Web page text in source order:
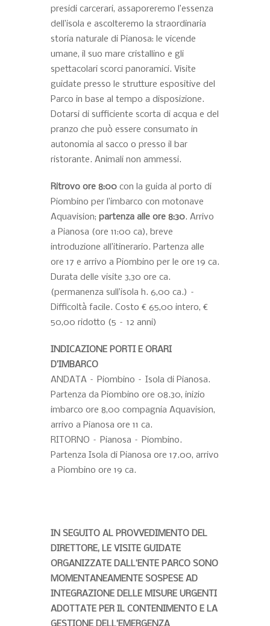
presidi carcerari, assaporeremo l’essenza
dell’isola e ascolteremo la straordinaria
storia naturale di Pianosa: le vicende
umane, il suo mare cristallino e gli
spettacolari scorci panoramici. Visite
guidate presso le strutture espositive del
Parco in base al tempo a disposizione.
Dotarsi di sufficiente scorta di acqua e del
pranzo che può essere consumato in
autonomia al sacco o presso il bar
ristorante. Animali non ammessi.
Ritrovo ore 8:00 con la guida al porto di
Piombino per l’imbarco con motonave
Aquavision; partenza alle ore 8:30. Arrivo
a Pianosa (ore 11:00 ca), breve
introduzione all’itinerario. Partenza alle
ore 17 e arrivo a Piombino per le ore 19 ca.
Durata delle visite 3,30 ore ca.
(permanenza sull’isola h. 6,00 ca.) –
Difficoltà facile. Costo € 65,00 intero, €
50,00 ridotto (5 – 12 anni)
INDICAZIONE PORTI E ORARI
D’IMBARCO
ANDATA – Piombino – Isola di Pianosa.
Partenza da Piombino ore 08.30, inizio
imbarco ore 8,00 compagnia Aquavision,
arrivo a Pianosa ore 11 ca.
RITORNO – Pianosa – Piombino.
Partenza Isola di Pianosa ore 17.00, arrivo
a Piombino ore 19 ca.
IN SEGUITO AL PROVVEDIMENTO DEL
DIRETTORE, LE VISITE GUIDATE
ORGANIZZATE DALL’ENTE PARCO SONO
MOMENTANEAMENTE SOSPESE AD
INTEGRAZIONE DELLE MISURE URGENTI
ADOTTATE PER IL CONTENIMENTO E LA